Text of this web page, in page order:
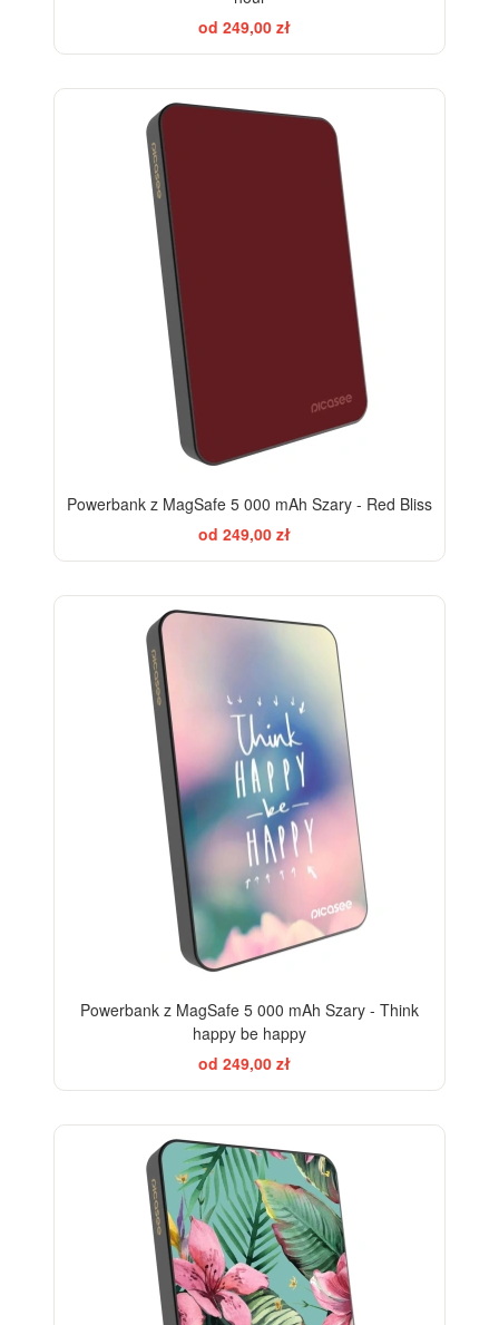
od 249,00 zł
Powerbank z MagSafe 5 000 mAh Szary - Red Bliss
od 249,00 zł
Powerbank z MagSafe 5 000 mAh Szary - Think
happy be happy
od 249,00 zł